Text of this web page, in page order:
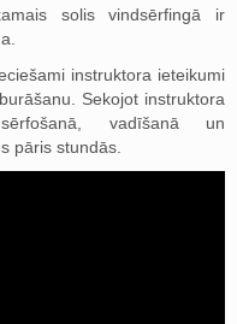
solis vindsērfingā ir
instruktora ieteikumi
Sekojot instruktora
vadīšanā un
pāris stundās.